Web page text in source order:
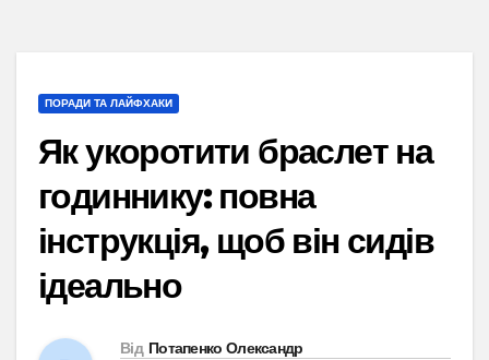
ПОРАДИ ТА ЛАЙФХАКИ
Як укоротити браслет на
годиннику: повна
інструкція, щоб він сидів
ідеально
Від Потапенко Олександр